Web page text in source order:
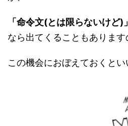
「命令文(とは限らないけど)
なら出てくることもあります
この機会におぼえておくとい